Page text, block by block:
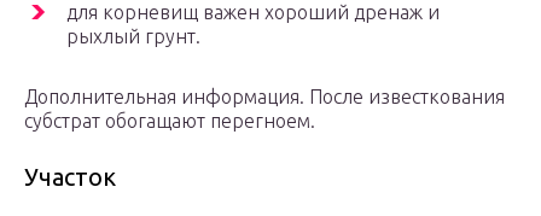
для корневищ важен хороший дренаж и
рыхлый грунт.
Дополнительная информация. После известкования
субстрат обогащают перегноем.
Участок